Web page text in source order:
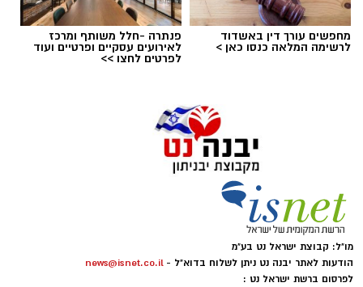
מחפשים עורך דין באשדוד
לרשימה המלאה כנסו כאן >
פנתרה -חלל משותף ומרכז
לאירועים עסקיים ופרטיים ועוד
לפרטים לחצו >>
מו"ל: קבוצת ישראל נט בע"מ
הודעות לאתר יבנה נט ניתן לשלוח בדוא"ל - news@isnet.co.il
לפרסום ברשת ישראל נט :